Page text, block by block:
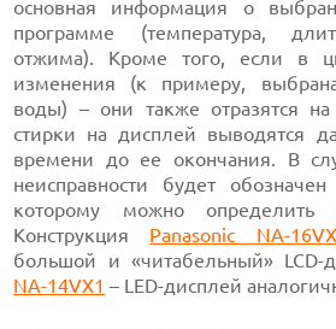
основная информация о
программе (температура,
отжима). Кроме того, если в
изменения (к примеру,
воды) – они также отразятся
стирки на дисплей выводятся
времени до ее окончания. В
неисправности будет
которому можно определить
Конструкция Panasonic NA-
большой и «читабельный» LCD-
NA-14VX1 – LED-дисплей